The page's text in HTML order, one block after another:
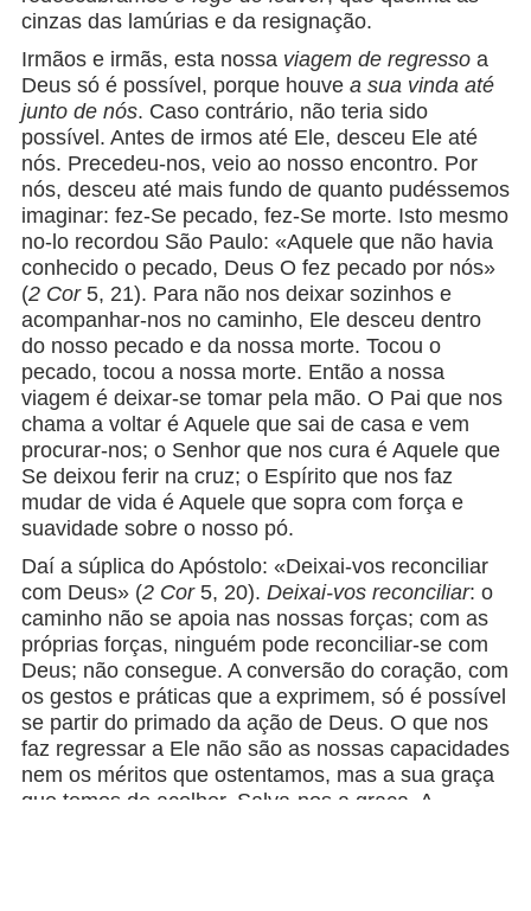
cinzas das lamúrias e da resignação.
Irmãos e irmãs, esta nossa viagem de regressoa
Deus só é possível, porque houve a sua vinda até
junto de nós. Caso contrário, não teria sido
possível. Antes de irmos até Ele, desceu Ele até
nós. Precedeu-nos, veio ao nosso encontro. Por
nós, desceu até mais fundo de quanto pudéssemos
imaginar: fez-Se pecado, fez-Se morte. Isto mesmo
no-lo recordou São Paulo: «Aquele que não havia
conhecido o pecado, Deus O fez pecado por nós»
(2 Cor5, 21). Para não nos deixar sozinhos e
acompanhar-nos no caminho, Ele desceu dentro
do nosso pecado e da nossa morte. Tocou o
pecado, tocou a nossa morte. Então a nossa
viagem é deixar-se tomar pela mão. O Pai que nos
chama a voltar é Aquele que sai de casa e vem
procurar-nos; o Senhor que nos cura é Aquele que
Se deixou ferir na cruz; o Espírito que nos faz
mudar de vida é Aquele que sopra com força e
suavidade sobre o nosso pó.
Daí a súplica do Apóstolo: «Deixai-vos reconciliar
com Deus» (2 Cor5, 20). Deixai-vos reconciliar: o
caminho não se apoia nas nossas forças; com as
próprias forças, ninguém pode reconciliar-se com
Deus; não consegue. A conversão do coração, com
os gestos e práticas que a exprimem, só é possível
se partir do primado da ação de Deus. O que nos
faz regressar a Ele não são as nossas capacidades
nem os méritos que ostentamos, mas a sua graça
que temos de acolher. Salva-nos a graça. A